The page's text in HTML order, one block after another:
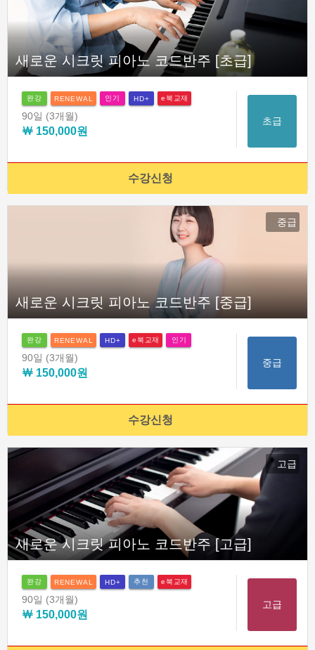
새로운 시크릿 피아노 코드반주 [초급]
완강 RENEWAL 인기 HD+ e북교재
90일 (3개월)
￦ 150,000원
초급
수강신청
중급
새로운 시크릿 피아노 코드반주 [중급]
완강 RENEWAL HD+ e북교재 인기
90일 (3개월)
￦ 150,000원
중급
수강신청
고급
새로운 시크릿 피아노 코드반주 [고급]
완강 RENEWAL HD+ 추천 e북교재
90일 (3개월)
￦ 150,000원
고급